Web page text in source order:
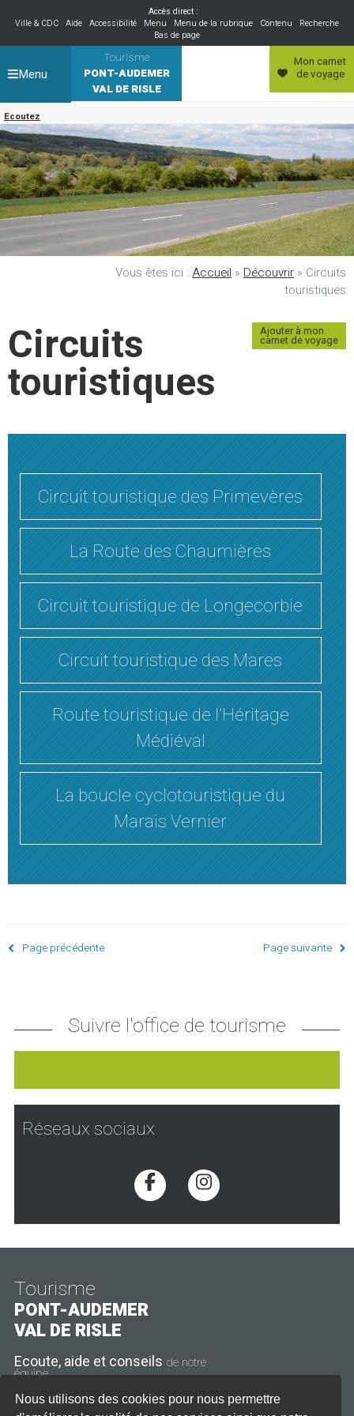
Nous utilisons des cookies pour nous permettre
Accès direct :
Ville & CDC Aide Accessibilité Menu Menu de la rubrique Contenu
Recherche
Bas de page
Tourisme
PONT-AUDEMER
VAL DE RISLE
Ecoutez
Mon carnet
de voyage
Menu
Vous êtes ici : Accueil » Découvrir » Circuits
touristiques
Ajouter à mon
carnet de voyage
Circuits
touristiques
Circuit touristique des Primevères
La Route des Chaumières
Circuit touristique de Longecorbie
Circuit touristique des Mares
Route touristique de l’Héritage
Médiéval
La boucle cyclotouristique du
Marais Vernier
Page précédente Page suivante
Suivre l'office de tourisme
Réseaux sociaux
Voir la page Facebook
Voir la page
Tourisme
PONT-AUDEMER
VAL DE RISLE
Ecoute, aide et conseils de notre
équipe
11 rue Thiers